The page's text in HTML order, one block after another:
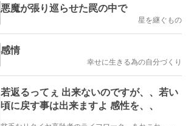
悪魔が張り巡らせた罠の中で
星を継ぐもの
感情
幸せに生きる為の自分づくり
若返るってぇ 出来ないのですが、、若い
頃に戻す事は出来ますよ 感性を、、